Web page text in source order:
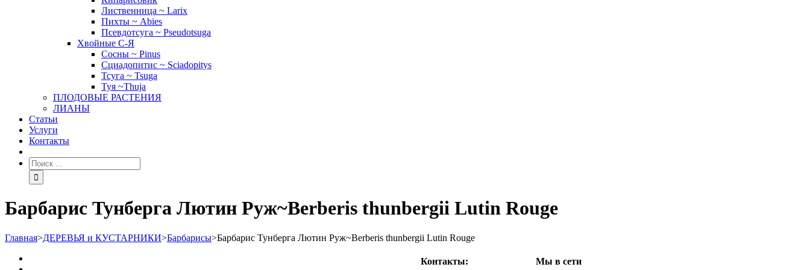
Лиственница ~ Larix
Пихты ~ Abies
Псевдотсуга ~ Pseudotsuga
Хвойные С-Я
Сосны ~ Pinus
Сциадопитис ~ Sciadopitys
Тсуга ~ Tsuga
Туя ~Thuja
ПЛОДОВЫЕ РАСТЕНИЯ
ЛИАНЫ
Статьи
Услуги
Контакты
Барбарис Тунберга Лютин Руж~Berberis thunbergii Lutin Rouge
Главная>ДЕРЕВЬЯ и КУСТАРНИКИ>Барбарисы>Барбарис Тунберга Лютин Руж~Berberis thunbergii Lutin Rouge
Мы в сети
Контакты: